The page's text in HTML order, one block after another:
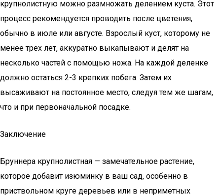
крупнолистную можно размножать делением куста. Этот
процесс рекомендуется проводить после цветения,
обычно в июле или августе. Взрослый куст, которому не
менее трех лет, аккуратно выкапывают и делят на
несколько частей с помощью ножа. На каждой деленке
должно остаться 2-3 крепких побега. Затем их
высаживают на постоянное место, следуя тем же шагам,
что и при первоначальной посадке.
Заключение
Бруннера крупнолистная — замечательное растение,
которое добавит изюминку в ваш сад, особенно в
приствольном круге деревьев или в неприметных